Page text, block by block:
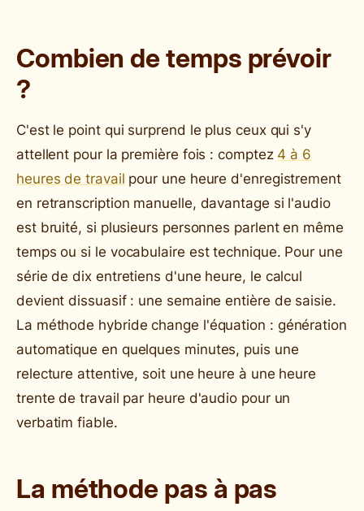
Combien de temps prévoir
?
C'est le point qui surprend le plus ceux qui s'y
attellent pour la première fois : comptez 4 à 6
heures de travail pour une heure d'enregistrement
en retranscription manuelle, davantage si l'audio
est bruité, si plusieurs personnes parlent en même
temps ou si le vocabulaire est technique. Pour une
série de dix entretiens d'une heure, le calcul
devient dissuasif : une semaine entière de saisie.
La méthode hybride change l'équation : génération
automatique en quelques minutes, puis une
relecture attentive, soit une heure à une heure
trente de travail par heure d'audio pour un
verbatim fiable.
La méthode pas à pas